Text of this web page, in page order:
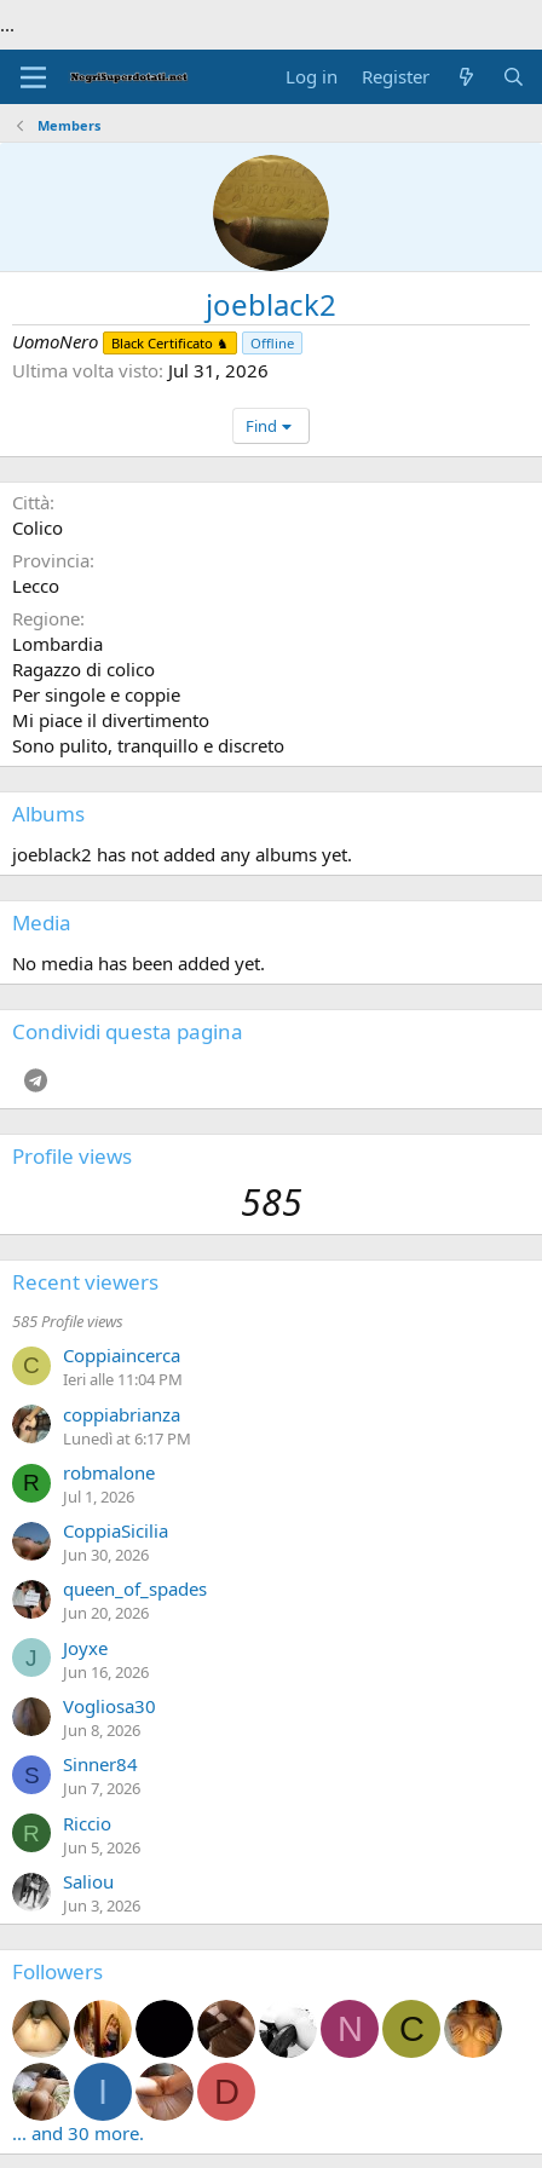
...
Log in Register
Members
joeblack2
UomoNero Black Certificato ♞ Offline
Ultima volta visto Jul 31, 2026
Find
Città
Colico
Provincia
Lecco
Regione
Lombardia
Ragazzo di colico
Per singole e coppie
Mi piace il divertimento
Sono pulito, tranquillo e discreto
Albums
joeblack2 has not added any albums yet.
Media
No media has been added yet.
Condividi questa pagina
Profile views
585
Recent viewers
585 Profile views
C Coppiaincerca
Ieri alle 11:04 PM
coppiabrianza
Lunedì at 6:17 PM
R robmalone
Jul 1, 2026
CoppiaSicilia
Jun 30, 2026
queen_of_spades
Jun 20, 2026
J Joyxe
Jun 16, 2026
Vogliosa30
Jun 8, 2026
S Sinner84
Jun 7, 2026
R Riccio
Jun 5, 2026
Saliou
Jun 3, 2026
Followers
N
C
I
D
... and 30 more.